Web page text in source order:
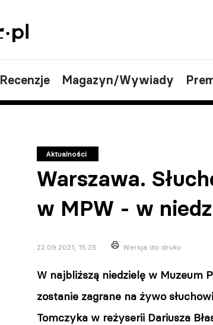
Recenzje Magazyn/Wywiady
Aktualności
Warszawa.
w MPW - w
22.09.2021, 15:25 Wersja do druku
W najbliższą niedzielę w Muzeum
zostanie zagrane na żywo
Tomczyka w reżyserii Dariusza